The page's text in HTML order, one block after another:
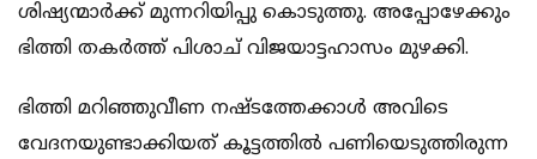
ശിഷ്യന്മാർക്ക് മുന്നറിയിപ്പു കൊടുത്തു. അപ്പോഴേക്കും
ഭിത്തി തകർത്ത് പിശാച് വിജയാട്ടഹാസം മുഴക്കി.
ഭിത്തി മറിഞ്ഞുവീണ നഷ്ടത്തേക്കാൾ അവിടെ
വേദനയുണ്ടാക്കിയത് കൂട്ടത്തിൽ പണിയെടുത്തിരുന്ന